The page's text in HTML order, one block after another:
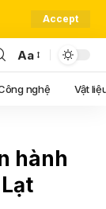
Accept
Font
Resizer
Aa
nghệ Vật
hành